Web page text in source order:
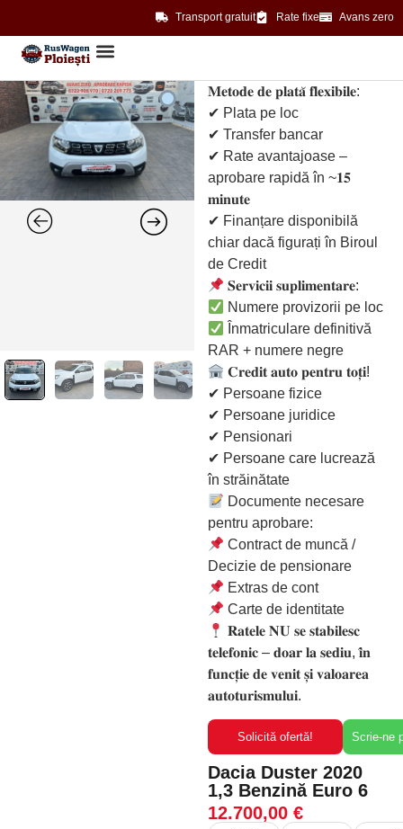
Transport gratuit Rate fixe Avans zero
Dacia Duster 2020
1,3 Benzină Euro 6
12.700,00€
𝐌𝐞𝐭𝐨𝐝𝐞 𝐝𝐞 𝐩𝐥𝐚𝐭𝐚̆ 𝐟𝐥𝐞𝐱𝐢𝐛𝐢𝐥𝐞:
✔ Plata pe loc
✔ Transfer bancar
✔ Rate avantajoase –
aprobare rapidă în ~𝟏𝟓
𝐦𝐢𝐧𝐮𝐭𝐞
✔ Finanțare disponibilă
chiar dacă figurați în Biroul
de Credit
𝐒𝐞𝐫𝐯𝐢𝐜𝐢𝐢 𝐬𝐮𝐩𝐥𝐢𝐦𝐞𝐧𝐭𝐚𝐫𝐞:
Numere provizorii pe loc
Înmatriculare definitivă
RAR + numere negre
𝐂𝐫𝐞𝐝𝐢𝐭 𝐚𝐮𝐭𝐨 𝐩𝐞𝐧𝐭𝐫𝐮 𝐭𝐨𝐭̦𝐢!
✔ Persoane fizice
✔ Persoane juridice
✔ Pensionari
✔ Persoane care lucrează
în străinătate
Documente necesare
pentru aprobare:
Contract de muncă /
Decizie de pensionare
Extras de cont
Carte de identitate
𝐑𝐚𝐭𝐞𝐥𝐞 𝐍𝐔 𝐬𝐞 𝐬𝐭𝐚𝐛𝐢𝐥𝐞𝐬𝐜
𝐭𝐞𝐥𝐞𝐟𝐨𝐧𝐢𝐜 – 𝐝𝐨𝐚𝐫 𝐥𝐚 𝐬𝐞𝐝𝐢𝐮, 𝐢̂𝐧
𝐟𝐮𝐧𝐜𝐭̦𝐢𝐞 𝐝𝐞 𝐯𝐞𝐧𝐢𝐭 𝐬̦𝐢 𝐯𝐚𝐥𝐨𝐚𝐫𝐞𝐚
𝐚𝐮𝐭𝐨𝐭𝐮𝐫𝐢𝐬𝐦𝐮𝐥𝐮𝐢.
Solicită ofertă! Scrie-ne